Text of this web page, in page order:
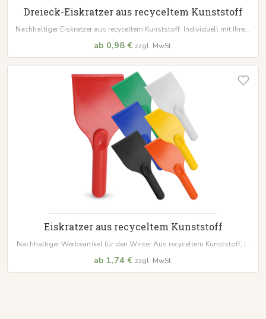
Dreieck-Eiskratzer aus recyceltem Kunststoff
Nachhaltiger Eiskratzer aus recyceltem Kunststoff. Individuell mit Ihrem
ab 0,98 € zzgl. MwSt.
Eiskratzer aus recyceltem Kunststoff
Nachhaltiger Werbeartikel für den Winter Aus recyceltem Kunststoff, in
ab 1,74 € zzgl. MwSt.